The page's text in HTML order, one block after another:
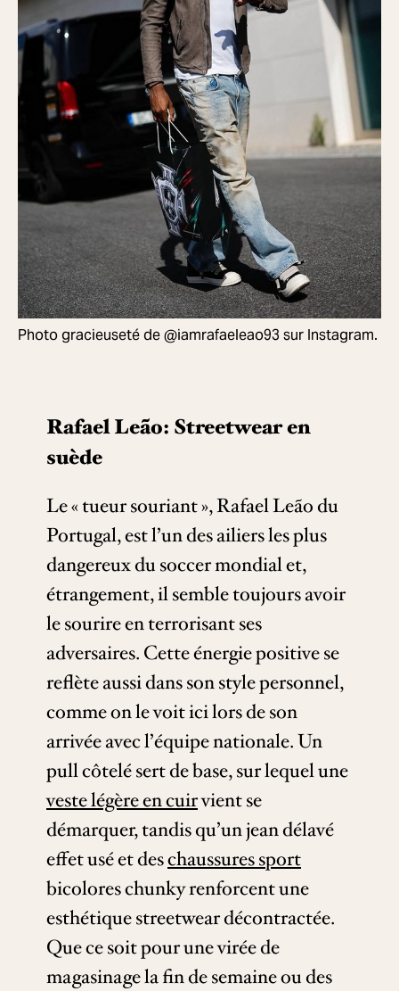
Photo gracieuseté de @iamrafaeleao93 sur Instagram.
Rafael Leão: Streetwear en
suède
Le « tueur souriant », Rafael Leão du
Portugal, est l’un des ailiers les plus
dangereux du soccer mondial et,
étrangement, il semble toujours avoir
le sourire en terrorisant ses
adversaires. Cette énergie positive se
reflète aussi dans son style personnel,
comme on le voit ici lors de son
arrivée avec l’équipe nationale. Un
pull côtelé sert de base, sur lequel une
veste légère en cuirvient se
démarquer, tandis qu’un jean délavé
effet usé et deschaussures sport
bicolores chunky renforcent une
esthétique streetwear décontractée.
Que ce soit pour une virée de
magasinage la fin de semaine ou des